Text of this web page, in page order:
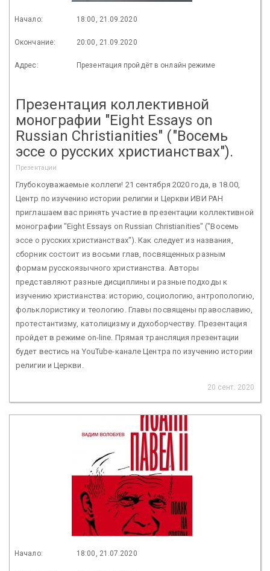
Начало: 18:00, 21.09.2020
Окончание: 20:00, 21.09.2020
Адрес: Презентация пройдёт в онлайн режиме
Презентация коллективной
монографии "Eight Essays on
Russian Christianities" ("Восемь
эссе о русских христианствах").
Презентации
Глубокоуважаемые коллеги! 21 сентября 2020 года, в 18.00,
Центр по изучению истории религии и Церкви ИВИ РАН
приглашаем вас принять участие в презентации коллективной
монографии "Eight Essays on Russian Christianities" ("Восемь
эссе о русских христианствах"). Как следует из названия,
сборник состоит из восьми глав, посвященных разным
формам русскоязычного христианства. Авторы
представляют разные дисциплины и разные подходы к
изучению христианства: историю, социологию, антропологию,
фольклористику и теологию. Главы посвящены православию,
протестантизму, католицизму и духоборчеству. Презентация
пройдет в режиме on-line. Прямая трансляция презентации
будет вестись на YouTube-канале Центра по изучению истории
религии и Церкви.
20 сент. 2020
Начало: 18:00, 21.07.2020